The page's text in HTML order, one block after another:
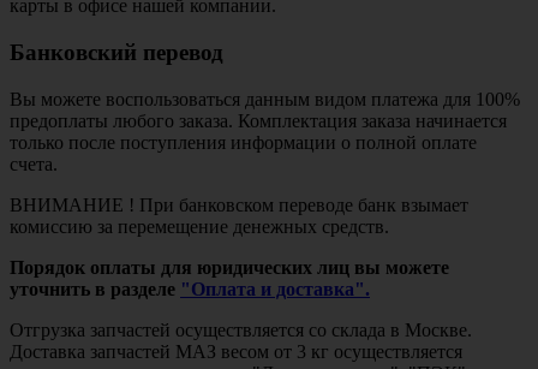
карты в офисе нашей компании.
Банковский перевод
Вы можете воспользоваться данным видом платежа для 100%
предоплаты любого заказа. Комплектация заказа начинается
только после поступления информации о полной оплате
счета.
ВНИМАНИЕ ! При банковском переводе банк взымает
комиссию за перемещение денежных средств.
Порядок оплаты для юридических лиц вы можете
уточнить в разделе "Оплата и доставка".
Отгрузка запчастей осуществляется со склада в Москве.
Доставка запчастей МАЗ весом от 3 кг осуществляется